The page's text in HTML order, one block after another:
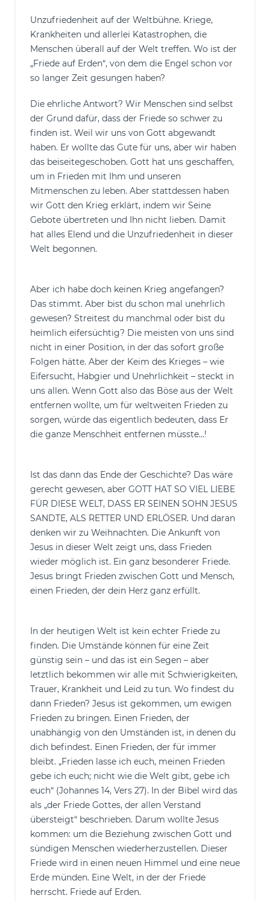
Unzufriedenheit auf der Weltbühne. Kriege,
Krankheiten und allerlei Katastrophen, die
Menschen überall auf der Welt treffen. Wo ist der
„Friede auf Erden“, von dem die Engel schon vor
so langer Zeit gesungen haben?
Die ehrliche Antwort? Wir Menschen sind selbst
der Grund dafür, dass der Friede so schwer zu
finden ist. Weil wir uns von Gott abgewandt
haben. Er wollte das Gute für uns, aber wir haben
das beiseitegeschoben. Gott hat uns geschaffen,
um in Frieden mit Ihm und unseren
Mitmenschen zu leben. Aber stattdessen haben
wir Gott den Krieg erklärt, indem wir Seine
Gebote übertreten und Ihn nicht lieben. Damit
hat alles Elend und die Unzufriedenheit in dieser
Welt begonnen.
Aber ich habe doch keinen Krieg angefangen?
Das stimmt. Aber bist du schon mal unehrlich
gewesen? Streitest du manchmal oder bist du
heimlich eifersüchtig? Die meisten von uns sind
nicht in einer Position, in der das sofort große
Folgen hätte. Aber der Keim des Krieges – wie
Eifersucht, Habgier und Unehrlichkeit – steckt in
uns allen. Wenn Gott also das Böse aus der Welt
entfernen wollte, um für weltweiten Frieden zu
sorgen, würde das eigentlich bedeuten, dass Er
die ganze Menschheit entfernen müsste...!
Ist das dann das Ende der Geschichte? Das wäre
gerecht gewesen, aber GOTT HAT SO VIEL LIEBE
FÜR DIESE WELT, DASS ER SEINEN SOHN JESUS
SANDTE, ALS RETTER UND ERLÖSER. Und daran
denken wir zu Weihnachten. Die Ankunft von
Jesus in dieser Welt zeigt uns, dass Frieden
wieder möglich ist. Ein ganz besonderer Friede.
Jesus bringt Frieden zwischen Gott und Mensch,
einen Frieden, der dein Herz ganz erfüllt.
In der heutigen Welt ist kein echter Friede zu
finden. Die Umstände können für eine Zeit
günstig sein – und das ist ein Segen – aber
letztlich bekommen wir alle mit Schwierigkeiten,
Trauer, Krankheit und Leid zu tun. Wo findest du
dann Frieden? Jesus ist gekommen, um ewigen
Frieden zu bringen. Einen Frieden, der
unabhängig von den Umständen ist, in denen du
dich befindest. Einen Frieden, der für immer
bleibt. „Frieden lasse ich euch, meinen Frieden
gebe ich euch; nicht wie die Welt gibt, gebe ich
euch“ (Johannes 14, Vers 27). In der Bibel wird das
als „der Friede Gottes, der allen Verstand
übersteigt“ beschrieben. Darum wollte Jesus
kommen: um die Beziehung zwischen Gott und
sündigen Menschen wiederherzustellen. Dieser
Friede wird in einen neuen Himmel und eine neue
Erde münden. Eine Welt, in der der Friede
herrscht. Friede auf Erden.